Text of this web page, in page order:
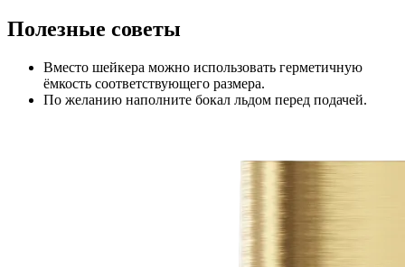
Полезные советы
Вместо шейкера можно использовать герметичную
ёмкость соответствующего размера.
По желанию наполните бокал льдом перед подачей.